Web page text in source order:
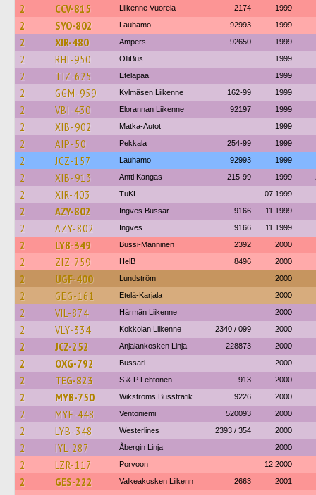
2 CCV-815 Liikenne Vuorela 2174 1999
2 SYO-802 Lauhamo 92993 1999
2 XIR-480 Ampers 92650 1999
2 RHI-950 OlliBus 1999
2 TIZ-625 Eteläpää 1999
2 GGM-959 Kylmäsen Liikenne 162-99 1999
2 VBI-430 Elorannan Liikenne 92197 1999
2 XIB-902 Matka-Autot 1999
2 AIP-50 Pekkala 254-99 1999
2 JCZ-157 Lauhamo 92993 1999
2 XIB-913 Antti Kangas 215-99 1999
2 XIR-403 TuKL 07.1999
2 AZY-802 Ingves Bussar 9166 11.1999
2 AZY-802 Ingves 9166 11.1999
2 LYB-349 Bussi-Manninen 2392 2000
2 ZIZ-759 HelB 8496 2000
2 UGF-400 Lundström 2000
2 GEG-161 Etelä-Karjala 2000
2 VIL-874 Härmän Liikenne 2000
2 VLY-334 Kokkolan Liikenne 2340 / 099 2000
2 JCZ-252 Anjalankosken Linja 228873 2000
2 OXG-792 Bussari 2000
2 TEG-823 S & P Lehtonen 913 2000
2 MYB-750 Wikströms Busstrafik 9226 2000
2 MYF-448 Ventoniemi 520093 2000
2 LYB-348 Westerlines 2393 / 354 2000
2 IYL-287 Åbergin Linja 2000
2 LZR-117 Porvoon 12.2000
2 GES-222 Valkeakosken Liikenn 2663 2001